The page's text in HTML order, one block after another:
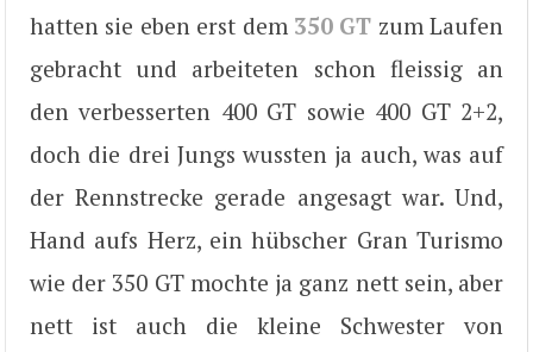
hatten sie eben erst dem 350 GT zum Laufen
gebracht und arbeiteten schon fleissig an
den verbesserten 400 GT sowie 400 GT 2+2,
doch die drei Jungs wussten ja auch, was auf
der Rennstrecke gerade angesagt war. Und,
Hand aufs Herz, ein hübscher Gran Turismo
wie der 350 GT mochte ja ganz nett sein, aber
nett ist auch die kleine Schwester von